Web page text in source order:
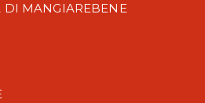
MANGIAREBENE